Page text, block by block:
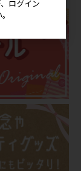
ログイン